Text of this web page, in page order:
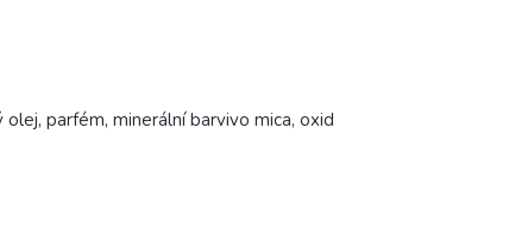
parfém, minerální barvivo mica, oxid